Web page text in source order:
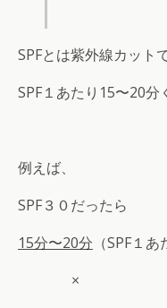
SPFとは紫外線カット
SPF１あたり15〜20分
例えば、
SPF３０だったら
15分〜20分 （SPF１
×